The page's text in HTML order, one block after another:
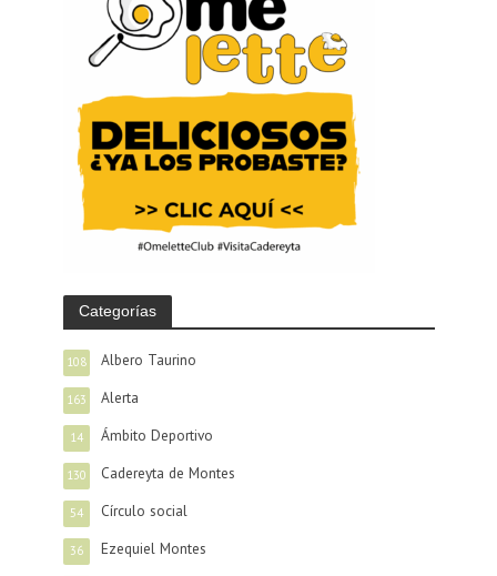
Categorías
Albero Taurino
108
Alerta
163
Ámbito Deportivo
14
Cadereyta de Montes
130
Círculo social
54
Ezequiel Montes
36